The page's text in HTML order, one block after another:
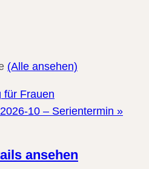
(Alle ansehen)
für Frauen
10 – Serientermin »
ansehen